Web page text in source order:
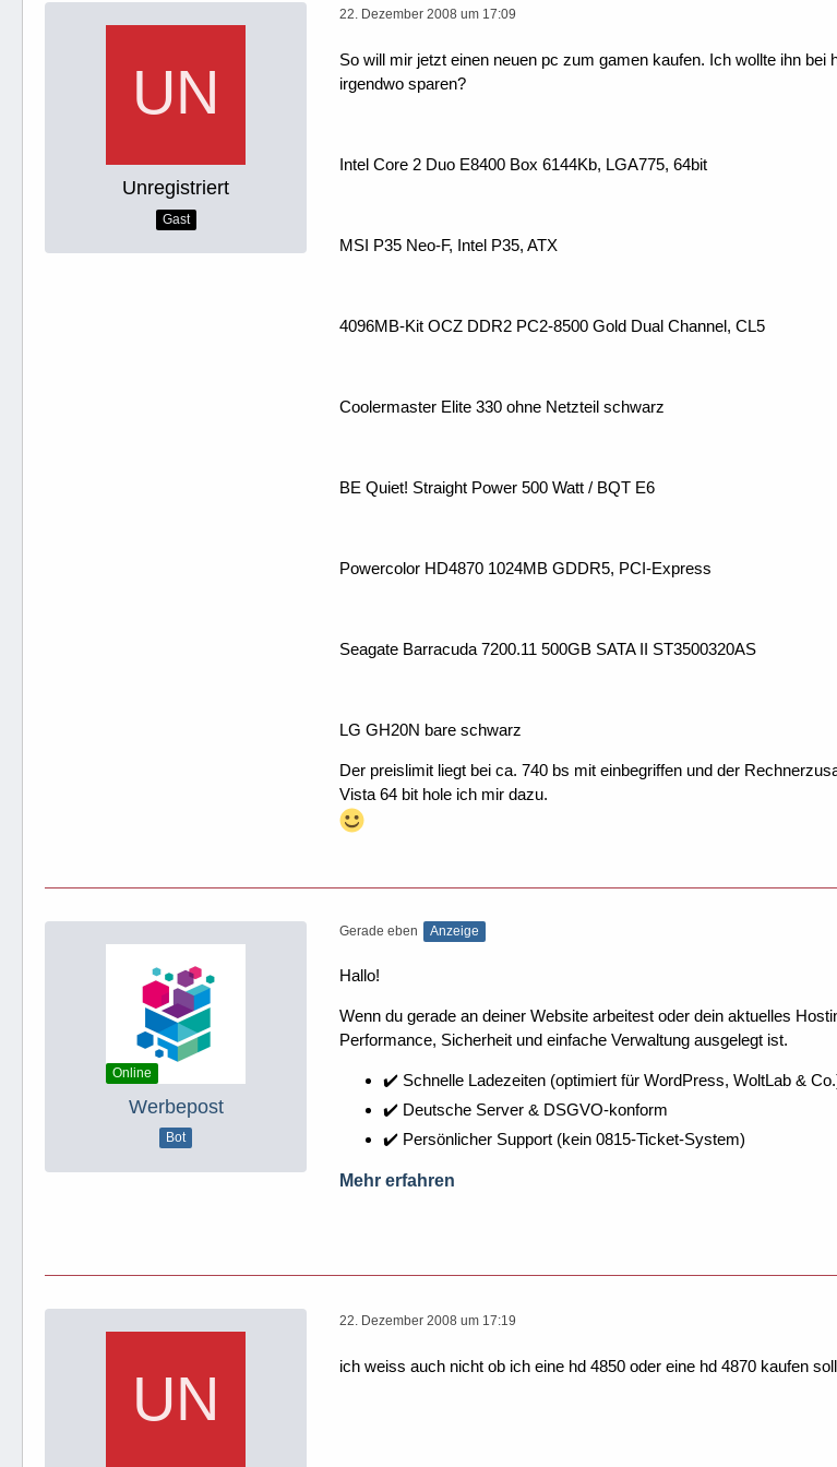
Unregistriert
Gast
22. Dezember 2008 um 17:09
So will mir jetzt einen neuen pc zum gamen kaufen. Ich wollte ihn
irgendwo sparen?
Intel Core 2 Duo E8400 Box 6144Kb, LGA775, 64bit
MSI P35 Neo-F, Intel P35, ATX
4096MB-Kit OCZ DDR2 PC2-8500 Gold Dual Channel, CL5
Coolermaster Elite 330 ohne Netzteil schwarz
BE Quiet! Straight Power 500 Watt / BQT E6
Powercolor HD4870 1024MB GDDR5, PCI-Express
Seagate Barracuda 7200.11 500GB SATA II ST3500320AS
LG GH20N bare schwarz
Der preislimit liegt bei ca. 740 bs mit einbegriffen und der
Vista 64 bit hole ich mir dazu.
Online
Werbepost
Bot
Gerade eben Anzeige
Hallo!
Wenn du gerade an deiner Website arbeitest oder dein aktuelles
Performance, Sicherheit und einfache Verwaltung ausgelegt ist.
✔️ Schnelle Ladezeiten (optimiert für WordPress, WoltLab &
✔️ Deutsche Server & DSGVO-konform
✔️ Persönlicher Support (kein 0815-Ticket-System)
Mehr erfahren
22. Dezember 2008 um 17:19
ich weiss auch nicht ob ich eine hd 4850 oder eine hd 4870 kaufen